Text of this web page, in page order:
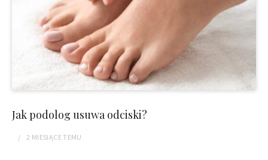
Jak podolog usuwa odciski?
2 MIESIĄCETEMU